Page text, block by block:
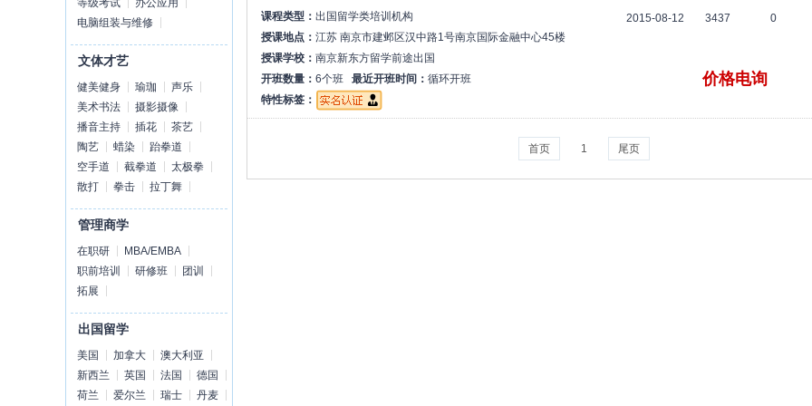
等级考试
办公应用
电脑组装与维修
文体才艺
健美健身 瑜珈
声乐
美术书法
摄影摄像
播音主持
插花
茶艺
陶艺
蜡染
跆拳道
空手道
截拳道
太极拳
散打
拳击 拉丁舞
管理商学
在职研
MBA/EMBA
职前培训
研修班
团训
拓展
出国留学
美国 加拿大
澳大利亚
新西兰
英国 法国
德国
荷兰
爱尔兰 瑞士 丹麦
课程类型： 出国留学类培训机构
授课地点： 江苏 南京市建邺区汉中路1号南京国际金融中心45楼
授课学校： 南京新东方留学前途出国
开班数量： 6个班 最近开班时间： 循环开班
特性标签：
2015-08-12 3437 0
价格电询
首页 1 尾页